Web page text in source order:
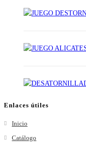
Enlaces útiles
Inicio
Catálogo